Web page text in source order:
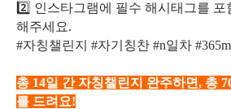
2️⃣ 인스타그램에 필수 해시태그를 포
해주세요.
#자칭챌린지 #자기칭찬 #n일차
총 14일 간 자칭챌린지 완주하면, 총
를 드려요!